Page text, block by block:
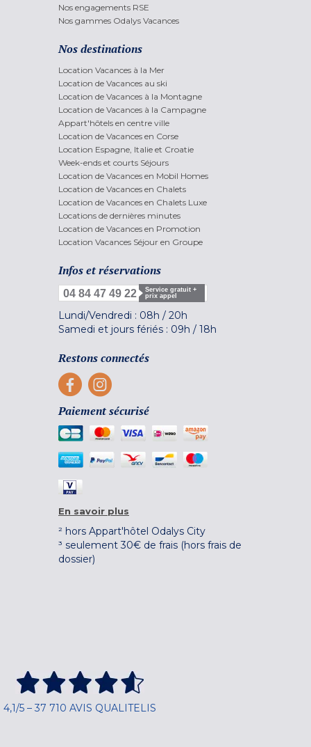
Nos engagements RSE
Nos gammes Odalys Vacances
Nos destinations
Location Vacances à la Mer
Location de Vacances au ski
Location de Vacances à la Montagne
Location de Vacances à la Campagne
Appart'hôtels en centre ville
Location de Vacances en Corse
Location Espagne, Italie et Croatie
Week-ends et courts Séjours
Location de Vacances en Mobil Homes
Location de Vacances en Chalets
Location de Vacances en Chalets Luxe
Locations de dernières minutes
Location de Vacances en Promotion
Location Vacances Séjour en Groupe
Infos et réservations
04 84 47 49 22
Service gratuit +
prix appel
Lundi/Vendredi : 08h / 20h
Samedi et jours fériés : 09h / 18h
Restons connectés
Paiement sécurisé
En savoir plus
² hors Appart'hôtel Odalys City
³ seulement 30€ de frais (hors frais de
dossier)
4,1/5 – 37 710 AVIS QUALITELIS